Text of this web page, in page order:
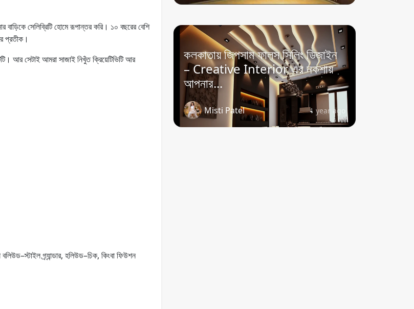
সেলিব্রিটি হোমে রূপান্তর করি। ১০ বছরের বেশি
প্রতীক।
আর সেটাই আমরা সাজাই নিখুঁত ক্রিয়েটিভিটি আর
গ্র্যান্ডার, হলিউড–চিক, কিংবা ফিউশন
কলকাতায় জিপসাম ফালস সিলিং ডিজাইন
– Creative Interior এর নকশায়
আপনার...
Misti Patel 1 year ago